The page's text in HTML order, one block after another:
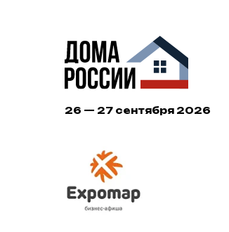
26 — 27 сентября 2026